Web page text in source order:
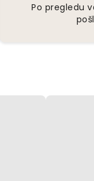
Po pregledu